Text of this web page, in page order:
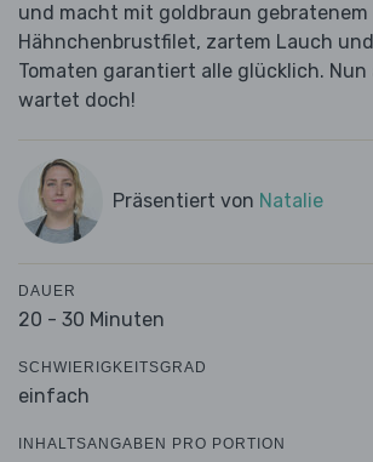
und macht mit goldbraun gebratenem
Hähnchenbrustfilet, zartem Lauch
Tomaten garantiert alle glücklich. Nun
wartet doch!
Präsentiert von Natalie
DAUER
20 - 30 Minuten
SCHWIERIGKEITSGRAD
einfach
INHALTSANGABEN PRO PORTION